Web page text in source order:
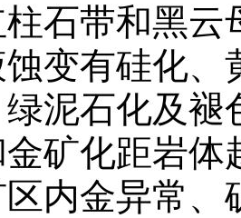
石带和黑云
变有硅化、
泥石化及褪
矿化距岩体
内金异常、